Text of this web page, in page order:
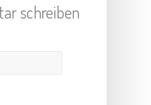
schreiben